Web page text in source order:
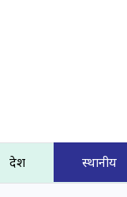
प्रदेश स्थानीय